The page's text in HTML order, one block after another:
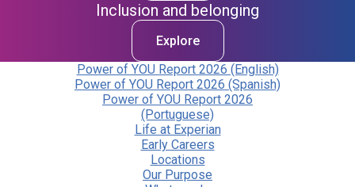
Inclusion and belonging
Explore
Power of YOU Report 2026 (English)
Power of YOU Report 2026 (Spanish)
Power of YOU Report 2026
(Portuguese)
Life at Experian
Early Careers
Locations
Our Purpose